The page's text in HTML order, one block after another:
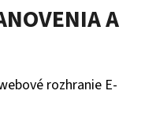
A
rozhranie E-